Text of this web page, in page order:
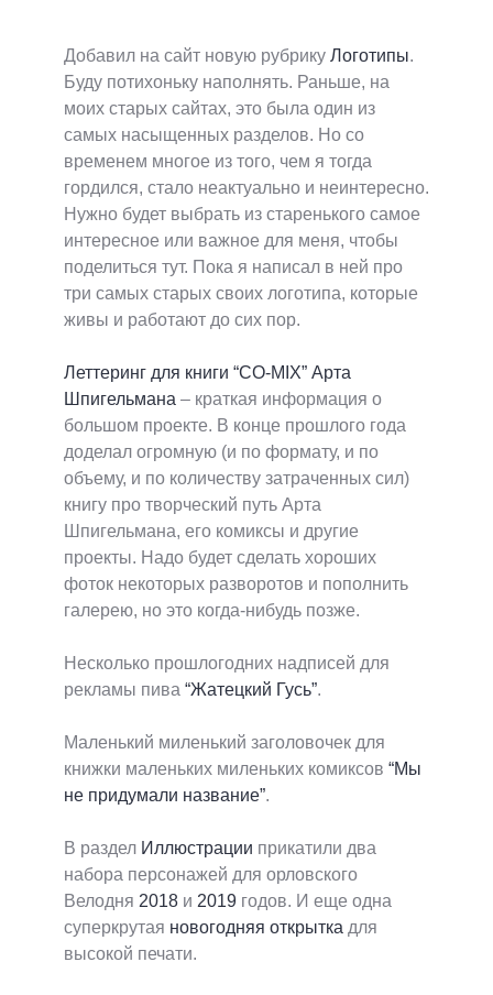
Добавил на сайт новую рубрику Логотипы.
Буду потихоньку наполнять. Раньше, на
моих старых сайтах, это была один из
самых насыщенных разделов. Но со
временем многое из того, чем я тогда
гордился, стало неактуально и неинтересно.
Нужно будет выбрать из старенького самое
интересное или важное для меня, чтобы
поделиться тут. Пока я написал в ней про
три самых старых своих логотипа, которые
живы и работают до сих пор.
Леттеринг для книги “CO-MIX” Арта
Шпигельмана – краткая информация о
большом проекте. В конце прошлого года
доделал огромную (и по формату, и по
объему, и по количеству затраченных сил)
книгу про творческий путь Арта
Шпигельмана, его комиксы и другие
проекты. Надо будет сделать хороших
фоток некоторых разворотов и пополнить
галерею, но это когда-нибудь позже.
Несколько прошлогодних надписей для
рекламы пива “Жатецкий Гусь”.
Маленький миленький заголовочек для
книжки маленьких миленьких комиксов “Мы
не придумали название”.
В раздел Иллюстрации прикатили два
набора персонажей для орловского
Велодня 2018и 2019годов. И еще одна
суперкрутая новогодняя открытка для
высокой печати.